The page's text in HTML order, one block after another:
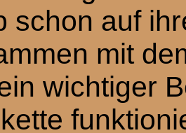
schon auf
mit
wichtiger